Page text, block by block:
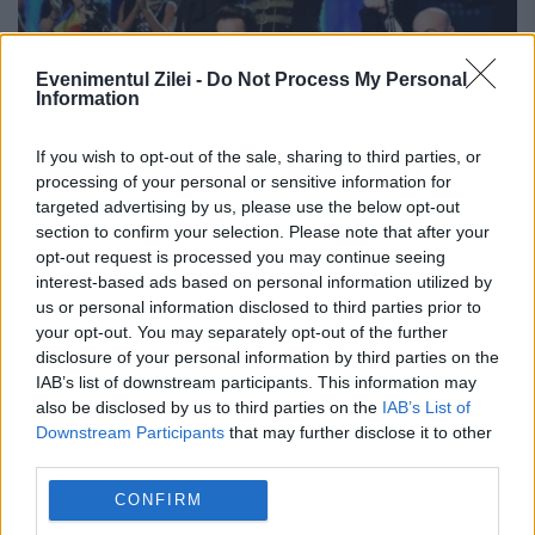
Evenimentul Zilei - Do Not Process My Personal
Information
If you wish to opt-out of the sale, sharing to third parties, or
processing of your personal or sensitive information for
targeted advertising by us, please use the below opt-out
section to confirm your selection. Please note that after your
opt-out request is processed you may continue seeing
interest-based ads based on personal information utilized by
us or personal information disclosed to third parties prior to
your opt-out. You may separately opt-out of the further
disclosure of your personal information by third parties on the
IAB’s list of downstream participants. This information may
also be disclosed by us to third parties on the IAB’s List of
Downstream Participants that may further disclose it to other
CONFIRM
Încă o ŞANSĂ pentru OVIDIU ANTON la
EUROVISION. Artistul ar PUTEA urca pe
SCENA marelui concurs | VIDEO
25 APRILIE 2016
Ovidiu Anton, artistul desemnat să
reprezinte ţara noastră la concursul
Eurovision în acest an, mai are o şansă de a